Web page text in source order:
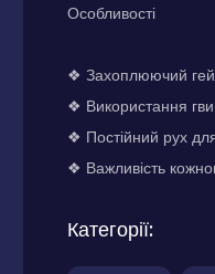
Особливості
❖ Захоплюючий
❖ Використання
❖ Постійний рух
❖ Важливість
Категорії: